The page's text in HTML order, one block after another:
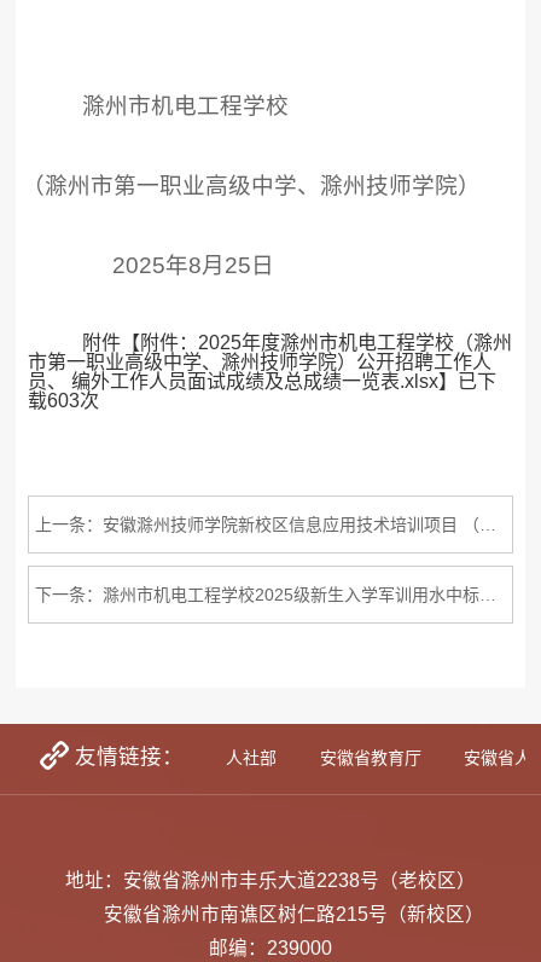
滁州市机电工程学校
（滁州市第一职业高级中学、滁州技师学院）
2025年8月25日
附件【 附件：2025年度滁州市机电工程学校（滁州
市第一职业高级中学、滁州技师学院）公开招聘工作人
员、 编外工作人员面试成绩及总成绩一览表.xlsx】已下
载603次
上一条：安徽滁州技师学院新校区信息应用技术培训项目 （二次）方案征集公告
友情链接：
学生资助网 教育部 人社部 安徽省教育厅 安徽省人
地址：安徽省滁州市丰乐大道2238号（老校区）
安徽省滁州市南谯区树仁路215号（新校区）
邮编：239000